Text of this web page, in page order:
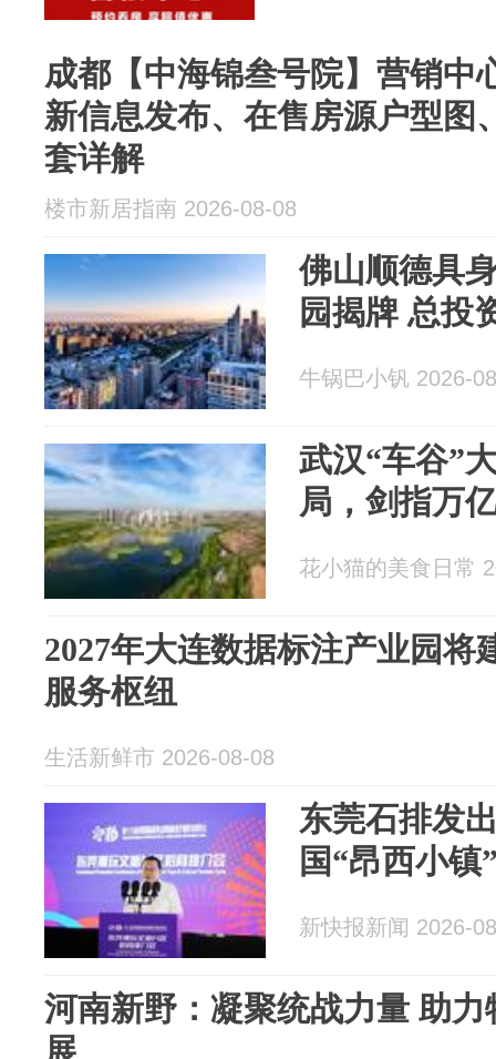
成都【中海锦叁号院】营销中
新信息发布、在售房源户型图
套详解
楼市新居指南 2026-08-08
佛山顺德具
园揭牌 总投
牛锅巴小钒 2026-
武汉“车谷”
局，剑指万
花小猫的美食日常
2027年大连数据标注产业园将
服务枢纽
生活新鲜市 2026-08-08
东莞石排发
国“昂西小镇
新快报新闻 2026-
河南新野：凝聚统战力量 助
展